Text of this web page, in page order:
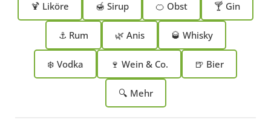
🍹 Liköre 🍯 Sirup 🍊 Obst 🍸 Gin
⚓ Rum 🌿 Anis 🥃 Whisky
❄️ Vodka 🍷 Wein & Co. 🍺 Bier
🔍 Mehr